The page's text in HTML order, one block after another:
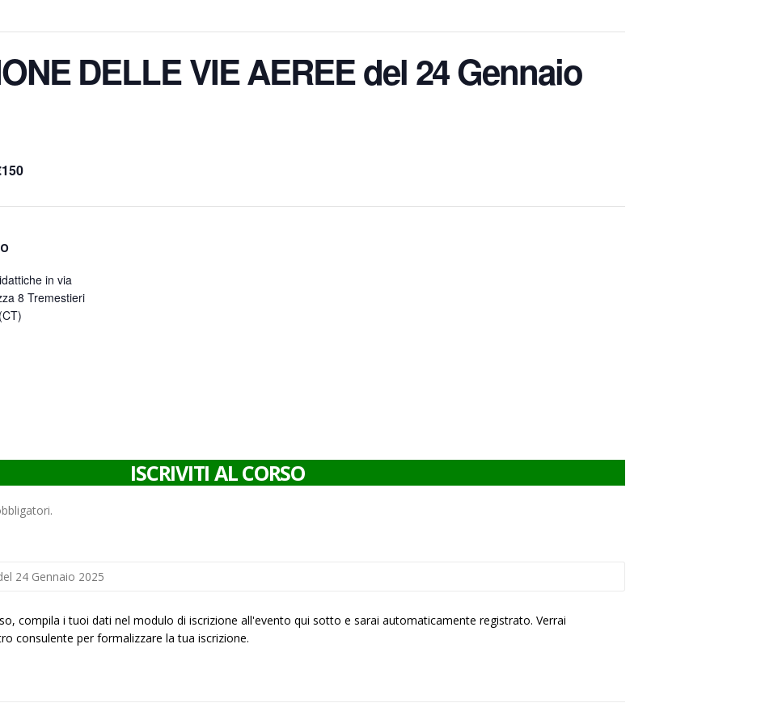
DELLE VIE AEREE del 24 Gennaio
in via
8 Tremestieri
ISCRIVITI AL CORSO
compila i tuoi dati nel modulo di iscrizione all'evento qui sotto e sarai automaticamente registrato. Verrai
consulente per formalizzare la tua iscrizione.